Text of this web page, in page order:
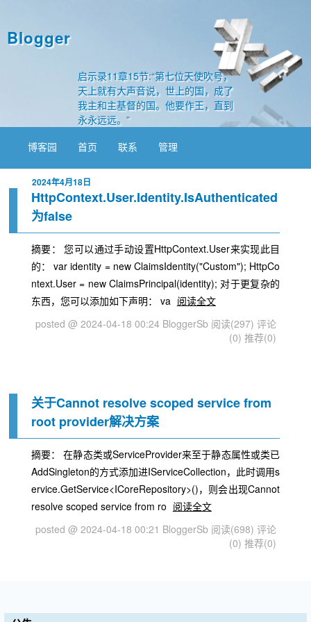
Blogger
启示录11章15节:“第七位天使吹号，
天上就有大声音说，世上的国，成了
我主和主基督的国。他要作王，直到
永永远远。”
博客园
首页 联系 管理
2024年4月18日
HttpContext.User.Identity.IsAuthenticated
为false
摘要： 您可以通过手动设置HttpContext.User来实现此目
的： var identity = new ClaimsIdentity("Custom"); HttpCo
ntext.User = new ClaimsPrincipal(identity); 对于更复杂的
东西，您可以添加如下声明： va 阅读全文
posted @ 2024-04-18 00:24 BloggerSb 阅读(297) 评论
(0) 推荐(0)
关于Cannot resolve scoped service from
root provider解决方案
摘要： 在静态类或ServiceProvider来至于静态属性或类已
AddSingleton的方式添加进IServiceCollection，此时调用s
ervice.GetService<ICoreRepository>()，则会出现Cannot
resolve scoped service from ro 阅读全文
posted @ 2024-04-18 00:21 BloggerSb 阅读(698) 评论
(0) 推荐(0)